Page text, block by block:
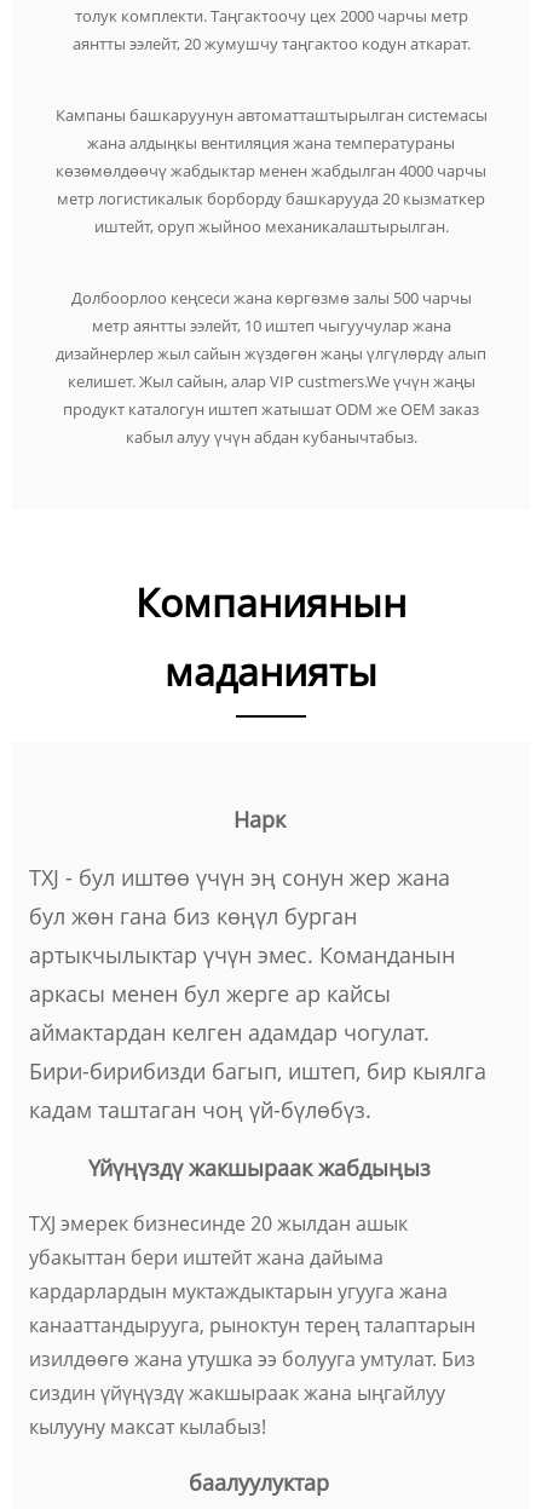
толук комплекти. Таңгактоочу цех 2000 чарчы метр
аянтты ээлейт, 20 жумушчу таңгактоо кодун аткарат.
Кампаны башкаруунун автоматташтырылган системасы
жана алдыңкы вентиляция жана температураны
көзөмөлдөөчү жабдыктар менен жабдылган 4000 чарчы
метр логистикалык борборду башкарууда 20 кызматкер
иштейт, оруп жыйноо механикалаштырылган.
Долбоорлоо кеңсеси жана көргөзмө залы 500 чарчы
метр аянтты ээлейт, 10 иштеп чыгуучулар жана
дизайнерлер жыл сайын жүздөгөн жаңы үлгүлөрдү алып
келишет. Жыл сайын, алар VIP custmers.We үчүн жаңы
продукт каталогун иштеп жатышат ODM же OEM заказ
кабыл алуу үчүн абдан кубанычтабыз.
Компаниянын
маданияты
Нарк
TXJ - бул иштөө үчүн эң сонун жер жана
бул жөн гана биз көңүл бурган
артыкчылыктар үчүн эмес. Команданын
аркасы менен бул жерге ар кайсы
аймактардан келген адамдар чогулат.
Бири-бирибизди багып, иштеп, бир кыялга
кадам таштаган чоң үй-бүлөбүз.
Үйүңүздү жакшыраак жабдыңыз
TXJ эмерек бизнесинде 20 жылдан ашык
убакыттан бери иштейт жана дайыма
кардарлардын муктаждыктарын угууга жана
канааттандырууга, рыноктун терең талаптарын
изилдөөгө жана утушка ээ болууга умтулат. Биз
сиздин үйүңүздү жакшыраак жана ыңгайлуу
кылууну максат кылабыз!
баалуулуктар